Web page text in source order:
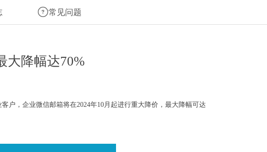
常见问题
大降幅达70%
户，企业微信邮箱将在2024年10月起进行重大降价，最大降幅可达